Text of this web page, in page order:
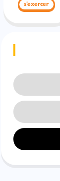
s'exercer